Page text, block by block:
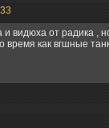
видюха от радика ,
время как вгшные